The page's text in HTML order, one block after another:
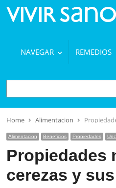
NAVEGAR REMEDIOS
BUSCAR
Home Alimentacion
Alimentacion Beneficios Propiedades
Propiedades
cerezas y